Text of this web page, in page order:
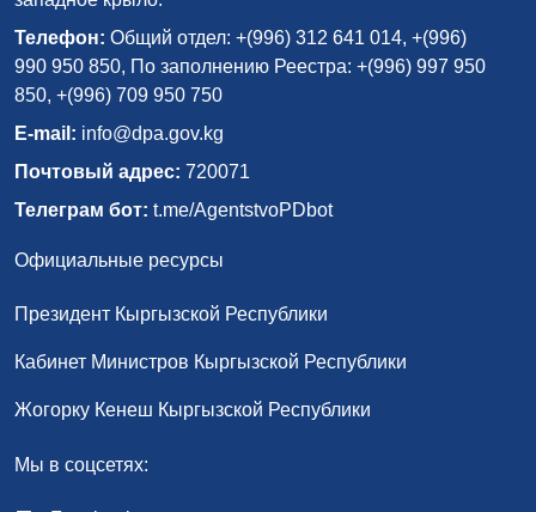
Телефон: Общий отдел: +(996) 312 641 014, +(996)
990 950 850, По заполнению Реестра: +(996) 997 950
850, +(996) 709 950 750
E-mail: info@dpa.gov.kg
Почтовый адрес: 720071
Телеграм бот: t.me/AgentstvoPDbot
Официальные ресурсы
Президент Кыргызской Республики
Кабинет Министров Кыргызской Республики
Жогорку Кенеш Кыргызской Республики
Мы в соцсетях: